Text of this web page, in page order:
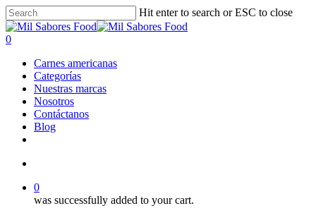
Skip
to
main
Hit enter to search or ESC to close
Close
Search
search
0
Carnes americanas
Categorías
Nuestras marcas
Nosotros
Contáctanos
Blog
0
was successfully added to your cart.